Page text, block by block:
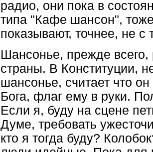
радио, они пока в
типа "Кафе шансон",
показывают, точнее, не с
Шансонье, прежде
страны. В Конституции,
шансонье, считает что
Бога, флаг ему в руки.
Если я, буду на сцене
Думе, требовать
кто я тогда буду?